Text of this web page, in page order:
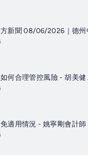
新聞 08/06/2026｜德州
何合理管控風險 - 胡美
適用情況 - 姚寧剛會計